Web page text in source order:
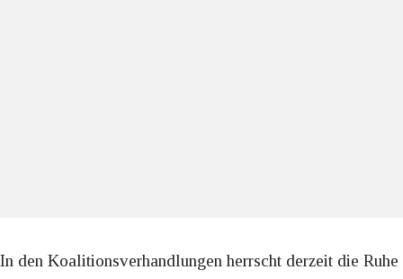
In den Koalitionsverhandlungen herrscht derzeit die Ruhe